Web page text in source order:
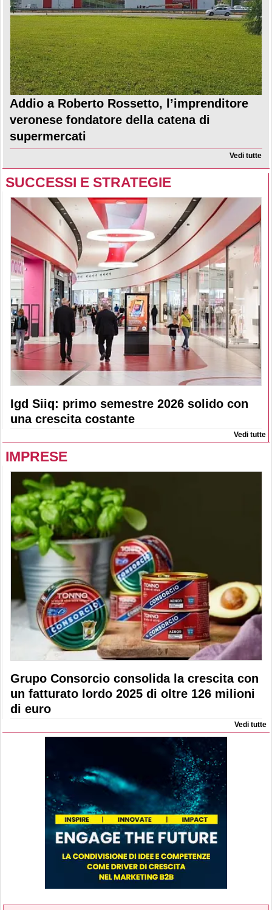
Addio a Roberto Rossetto, l’imprenditore
veronese fondatore della catena di
supermercati
Vedi tutte
SUCCESSI E STRATEGIE
Igd Siiq: primo semestre 2026 solido con
una crescita costante
Vedi tutte
IMPRESE
Grupo Consorcio consolida la crescita con
un fatturato lordo 2025 di oltre 126 milioni
di euro
Vedi tutte